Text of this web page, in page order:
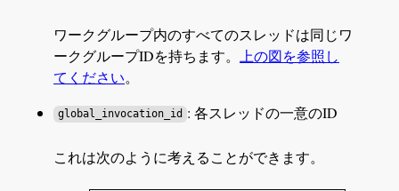
ワークグループ内のすべてのスレッドは同じワ
ークグループIDを持ちます。
上の図を参照し
てください。
global_invocation_id : 各スレッドの一意のID
これは次のように考えることができます。